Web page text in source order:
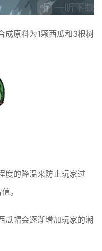
成原料为1颗西瓜和3根树
度的降温来防止玩家过
。
瓜帽会逐渐增加玩家的潮